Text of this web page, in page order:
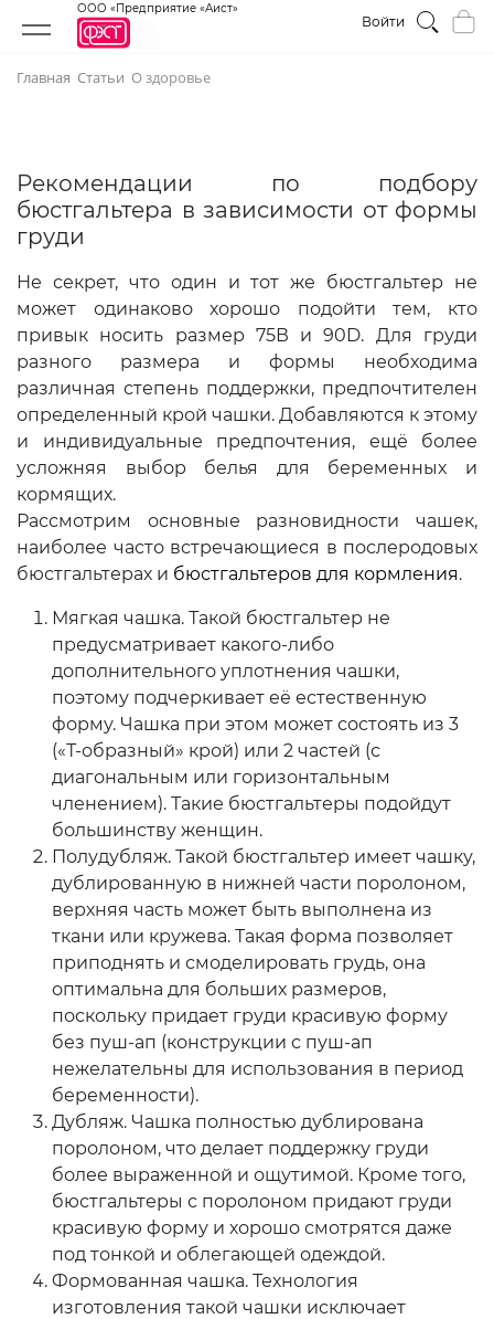
ООО «Предприятие «Аист»
Войти
Главная Статьи О здоровье
Рекомендации по подбору
бюстгальтера в зависимости от формы
груди
Не секрет, что один и тот же бюстгальтер не
может одинаково хорошо подойти тем, кто
привык носить размер 75В и 90D. Для груди
разного размера и формы необходима
различная степень поддержки, предпочтителен
определенный крой чашки. Добавляются к этому
и индивидуальные предпочтения, ещё более
усложняя выбор белья для беременных и
кормящих.
Рассмотрим основные разновидности чашек,
наиболее часто встречающиеся в послеродовых
бюстгальтерах и бюстгальтеров для кормления.
Мягкая чашка. Такой бюстгальтер не
предусматривает какого-либо
дополнительного уплотнения чашки,
поэтому подчеркивает её естественную
форму. Чашка при этом может состоять из 3
(«Т-образный» крой) или 2 частей (с
диагональным или горизонтальным
членением). Такие бюстгальтеры подойдут
большинству женщин.
Полудубляж. Такой бюстгальтер имеет чашку,
дублированную в нижней части поролоном,
верхняя часть может быть выполнена из
ткани или кружева. Такая форма позволяет
приподнять и смоделировать грудь, она
оптимальна для больших размеров,
поскольку придает груди красивую форму
без пуш-ап (конструкции с пуш-ап
нежелательны для использования в период
беременности).
Дубляж. Чашка полностью дублирована
поролоном, что делает поддержку груди
более выраженной и ощутимой. Кроме того,
бюстгальтеры с поролоном придают груди
красивую форму и хорошо смотрятся даже
под тонкой и облегающей одеждой.
Формованная чашка. Технология
изготовления такой чашки исключает